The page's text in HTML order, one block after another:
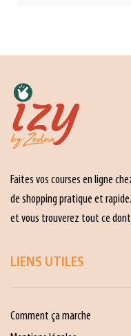
Faites vos courses en ligne
de shopping pratique et
et vous trouverez tout ce dont
LIENS UTILES
Comment ça marche